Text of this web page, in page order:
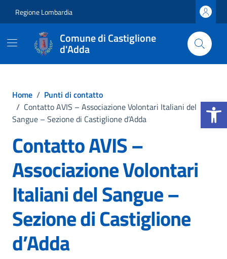
Apri la
Regione Lombardia
Comune di Castiglione
d'Adda
Home / Punti di contatto
/ Contatto AVIS – Associazione Volontari Italiani del
Sangue – Sezione di Castiglione d’Adda
Contatto AVIS –
Associazione Volontari
Italiani del Sangue –
Sezione di Castiglione
d’Adda